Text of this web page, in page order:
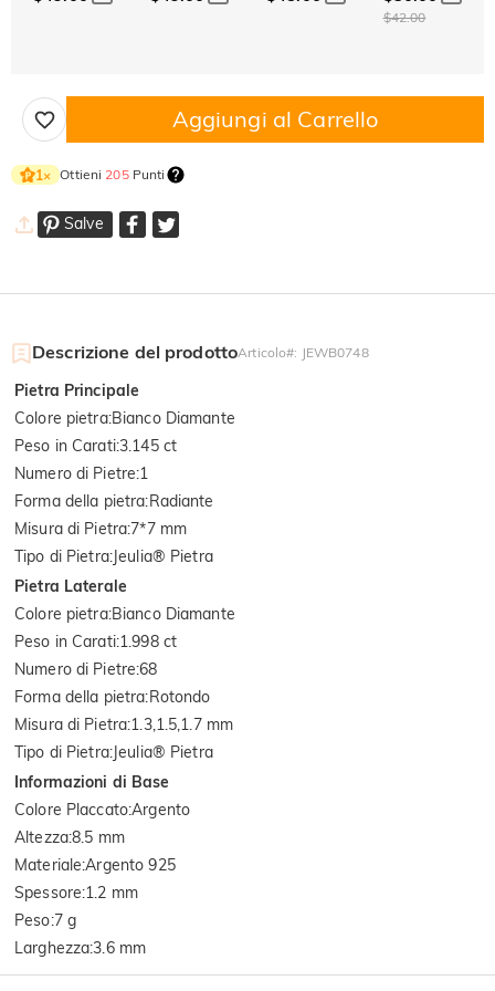
$42.00
Aggiungi al Carrello
1× Ottieni 205Punti
Salve
Descrizione del prodottoArticolo#: JEWB0748
Pietra Principale
Colore pietra:Bianco Diamante
Peso in Carati:3.145 ct
Numero di Pietre:1
Forma della pietra:Radiante
Misura di Pietra:7*7 mm
Tipo di Pietra:Jeulia® Pietra
Pietra Laterale
Colore pietra:Bianco Diamante
Peso in Carati:1.998 ct
Numero di Pietre:68
Forma della pietra:Rotondo
Misura di Pietra:1.3,1.5,1.7 mm
Tipo di Pietra:Jeulia® Pietra
Informazioni di Base
Colore Placcato:Argento
Altezza:8.5 mm
Materiale:Argento 925
Spessore:1.2 mm
Peso:7 g
Larghezza:3.6 mm